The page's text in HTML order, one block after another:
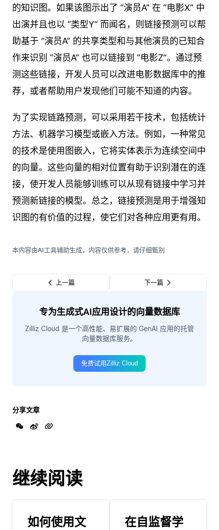
的知识图。如果该图示出了 “演员A” 在 “电影X” 中
出演并且也以 “类型Y” 而闻名，则链接预测可以帮
助基于 “演员A” 的共享类型和与其他演员的已知合
作来识别 “演员A” 也可以链接到 “电影Z”。通过预
测这些链接，开发人员可以改进电影数据库中的推
荐，或者帮助用户发现他们可能不知道的内容。
为了实现链路预测，可以采用若干技术，包括统计
方法、机器学习模型或嵌入方法。例如，一种常见
的技术是使用图嵌入，它将实体表示为连续空间中
的向量。这些向量的相对位置有助于识别潜在的连
接，使开发人员能够训练可以从现有链接中学习并
预测新链接的模型。总之，链接预测是用于增强知
识图的有价值的过程，使它们对各种应用更有用。
本内容由AI工具辅助生成，内容仅供参考，请仔细甄别
上一篇 下一篇
专为生成式AI应用设计的向量数据库
Zilliz Cloud 是一个高性能、易扩展的 GenAI 应用的托管
向量数据库服务。
免费试用Zilliz Cloud
分享文章
继续阅读
如何使用文
在自监督学